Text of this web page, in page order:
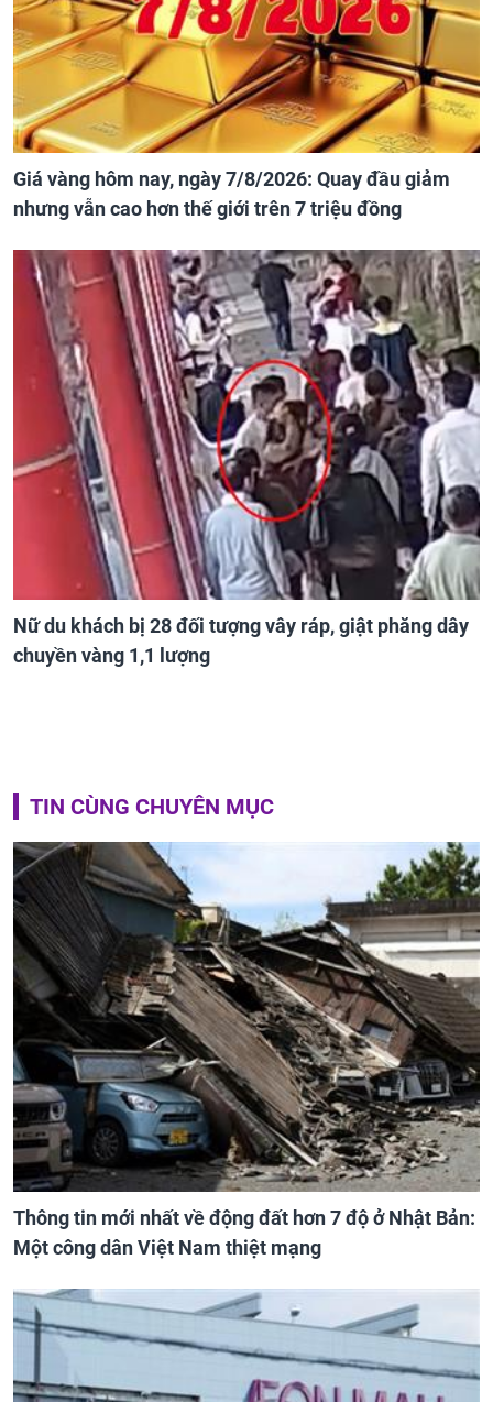
Giá vàng hôm nay, ngày 7/8/2026: Quay đầu giảm
nhưng vẫn cao hơn thế giới trên 7 triệu đồng
Nữ du khách bị 28 đối tượng vây ráp, giật phăng dây
chuyền vàng 1,1 lượng
TIN CÙNG CHUYÊN MỤC
Thông tin mới nhất về động đất hơn 7 độ ở Nhật Bản:
Một công dân Việt Nam thiệt mạng